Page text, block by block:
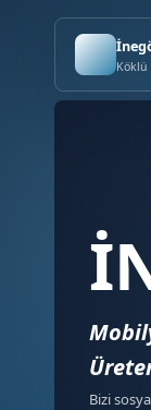
Köklü
Bizi